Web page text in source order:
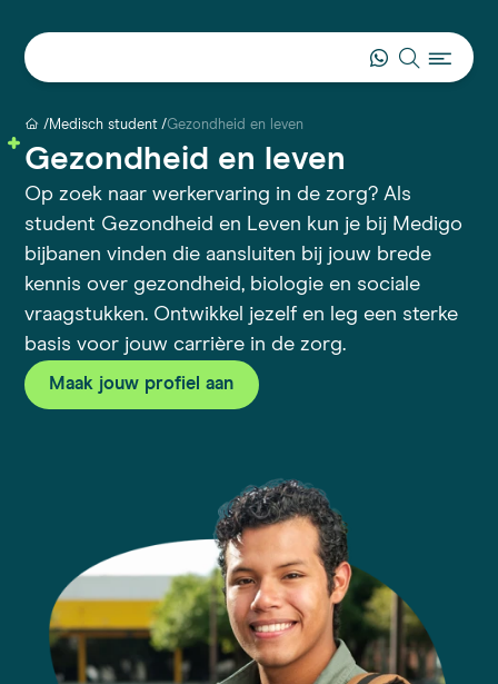
Medisch student Gezondheid en leven
Gezondheid en leven
Op zoek naar werkervaring in de zorg? Als
student Gezondheid en Leven kun je bij Medigo
bijbanen vinden die aansluiten bij jouw brede
kennis over gezondheid, biologie en sociale
vraagstukken. Ontwikkel jezelf en leg een sterke
basis voor jouw carrière in de zorg.
Maak jouw profiel aan